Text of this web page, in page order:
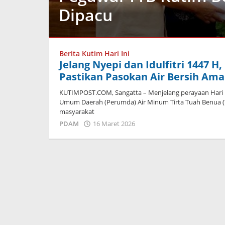
Dipacu
PDAM
2026
oleh
Admin
Berita Kutim Hari Ini
Jelang Nyepi dan Idulfitri 1447
Pastikan Pasokan Air Bersih
KUTIMPOST.COM, Sangatta – Menjelang perayaan
Umum Daerah (Perumda) Air Minum Tirta Tuah
masyarakat
PDAM
16 Maret 2026